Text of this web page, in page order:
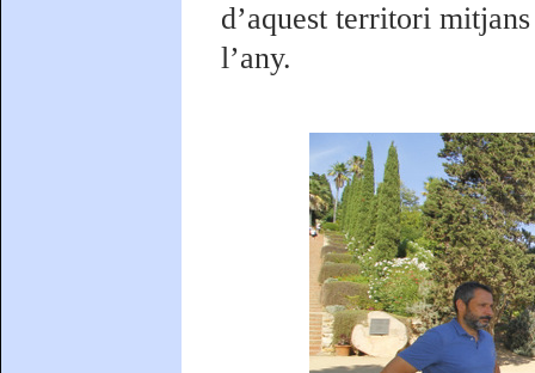
d’aquest territori
l’any.